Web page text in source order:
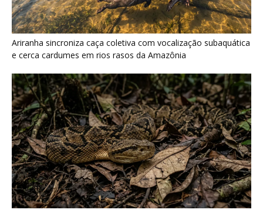
Surucucu detecta calor pela fosseta loreal e prepara ataque de
emboscada no escuro da floresta
Últimas noticias
Quero-quero usa esporão na asa em voo
rasante para afastar animais...
7 de agosto de 2026
Eu entrei no mundo dos sapos e lagartos que
vivem entre...